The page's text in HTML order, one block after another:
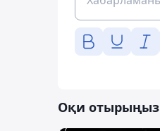
Оқи отырыңыз